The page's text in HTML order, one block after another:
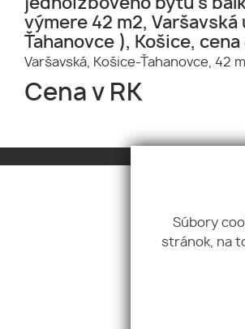
výmere 42 m2, Varšavská
Ťahanovce ), Košice,
Varšavská, Košice-Ťahanovce, 42 m
Cena v RK
Referencie
Súbory
stránok, na